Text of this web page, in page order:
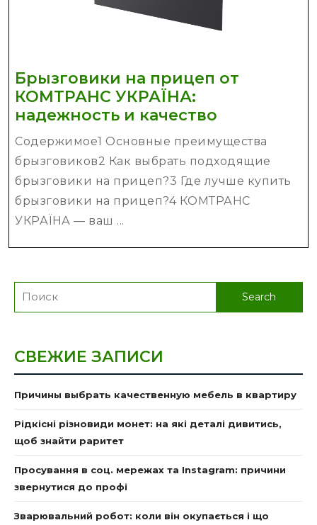
Брызговики на прицеп от
КОМТРАНС УКРАЇНА:
надежность и качество
прицеп
от
КОМТРАНС
УКРАЇНА:
и
Содержимое1 Основные преимущества
брызговиков2 Как выбрать подходящие
брызговики на прицеп?3 Где лучше купить
брызговики на прицеп?4 КОМТРАНС
УКРАЇНА — ваш ...
Search
СВЕЖИЕ ЗАПИСИ
Причины выбрать качественную мебель в квартиру
Рідкісні різновиди монет: на які деталі дивитись,
щоб знайти раритет
Просування в соц. мережах та Instagram: причини
звернутися до профі
Зварювальний робот: коли він окупається і що